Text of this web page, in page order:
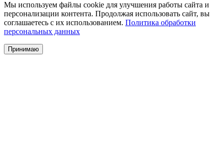
Мы используем файлы cookie для улучшения работы сайта и
персонализации контента. Продолжая использовать сайт, вы
соглашаетесь с их использованием. Политика обработки
персональных данных
Принимаю